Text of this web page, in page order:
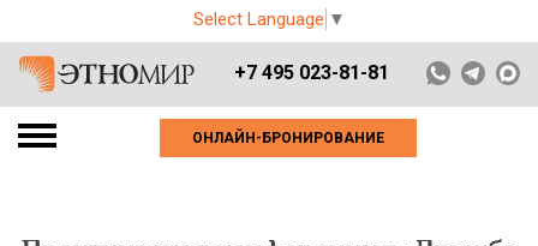
Select Language ▼
+7 495 023-81-81
ОНЛАЙН-БРОНИРОВАНИЕ